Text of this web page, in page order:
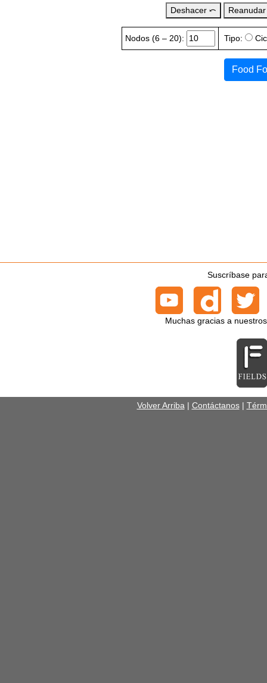
Deshacer ⤺
Nodos (6 – 20): Tipo:
Food
Suscríbase
Muchas gracias a
Volver Arriba | Contáctanos|